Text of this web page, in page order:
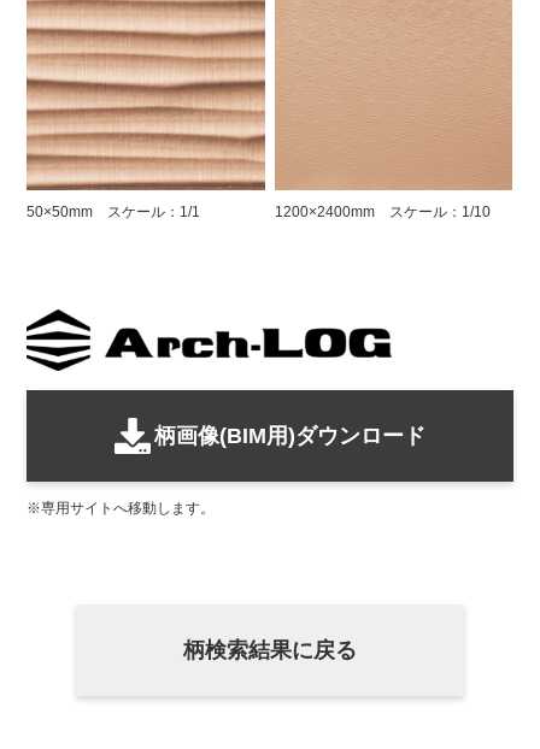
50×50mm スケール：1/1 1200×2400mm スケール：1/10
柄画像(BIM用)ダウンロード
専用サイトへ移動します。
柄検索結果に戻る